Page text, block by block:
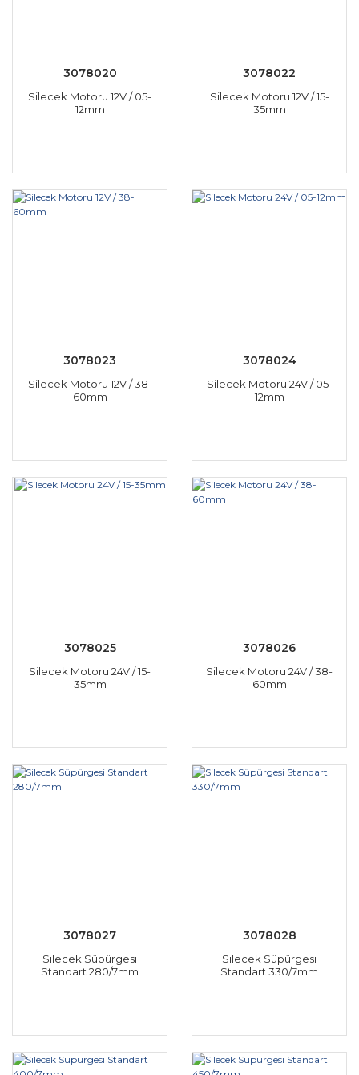
3078020
Silecek Motoru 12V / 05-
12mm
3078022
Silecek Motoru 12V / 15-
35mm
3078023
Silecek Motoru 12V / 38-
60mm
3078024
Silecek Motoru 24V / 05-
12mm
3078025
Silecek Motoru 24V / 15-
35mm
3078026
Silecek Motoru 24V / 38-
60mm
3078027
Silecek Süpürgesi
Standart 280/7mm
3078028
Silecek Süpürgesi
Standart 330/7mm